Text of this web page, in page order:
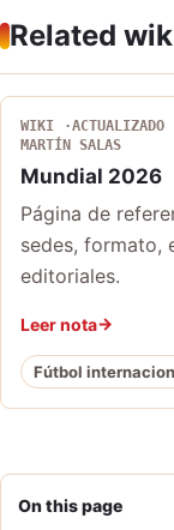
On this page
Related
WIKI
MARTÍN SALAS
Mundial 2026
Página de
sedes, formato,
editoriales.
Leer nota
Fútbol